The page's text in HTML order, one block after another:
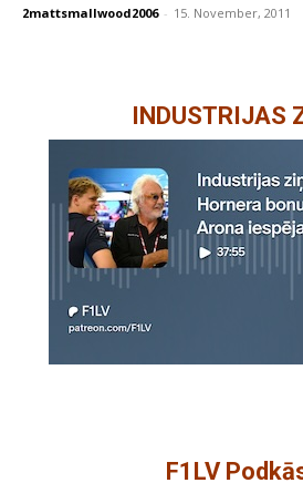
2mattsmallwood2006 - 15. November, 2011
INDUSTRIJAS
F1LV